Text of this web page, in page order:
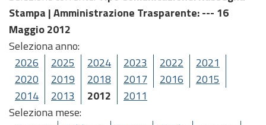
Stampa |Amministrazione Trasparente: --- 16
Maggio 2012
Seleziona anno:
2026
2025 2024 2023 2022
2021
2020
2019 2018 2017 2016
2015
2014
2013 2012
2011
Seleziona mese: